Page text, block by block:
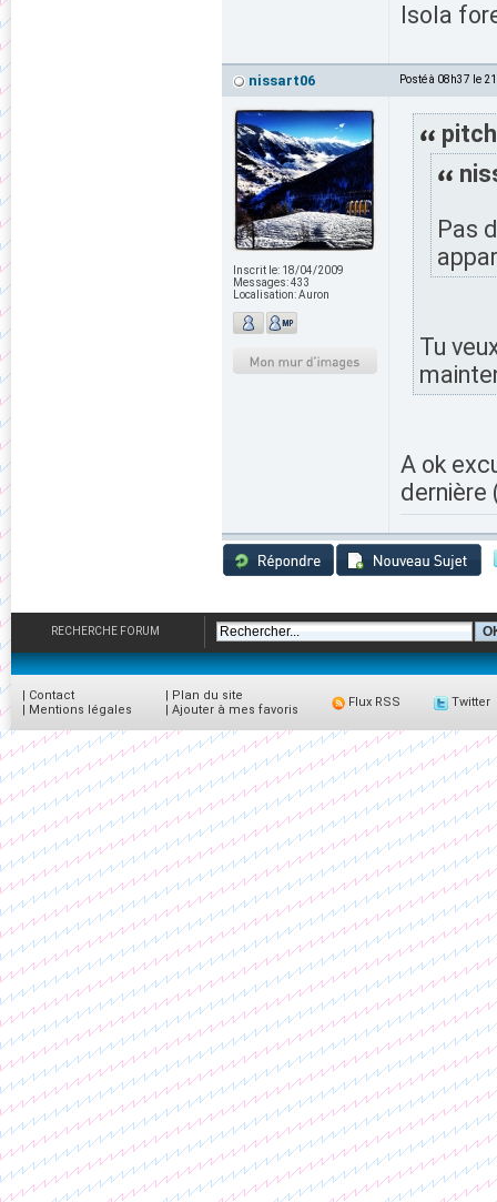
Isola
nissart06 Posté à 08h37 le
Inscrit le: 18/04/2009
Messages:433
Localisation:Auron
Pas
Tu
A ok
dernière
RECHERCHE FORUM
| Contact
| Mentions légales
| Plan du site
| Ajouter à mes favoris
Flux RSS Twitter